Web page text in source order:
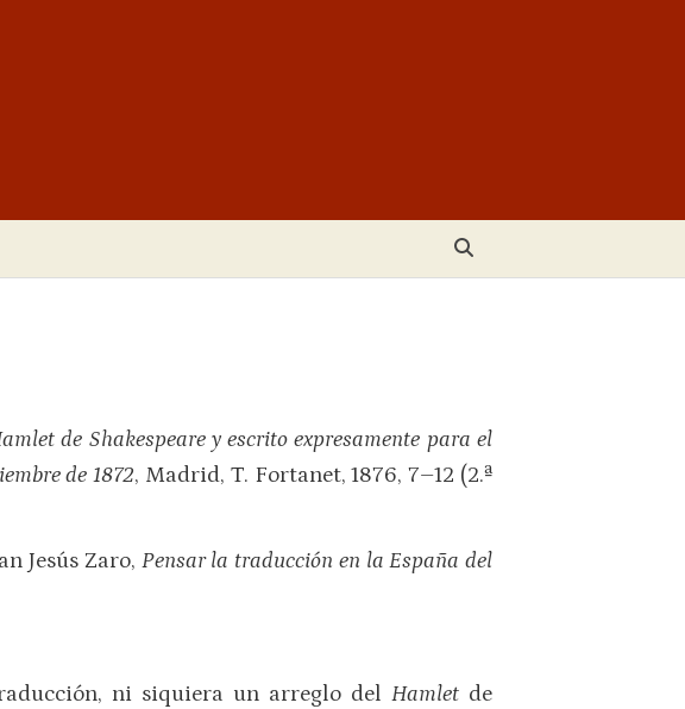
de Shakespeare y escrito expresamente para el
de 1872, Madrid, T. Fortanet, 1876, 7–12 (2.ª
Jesús Zaro, Pensar la traducción en la España del
ni siquiera un arreglo delHamlet de